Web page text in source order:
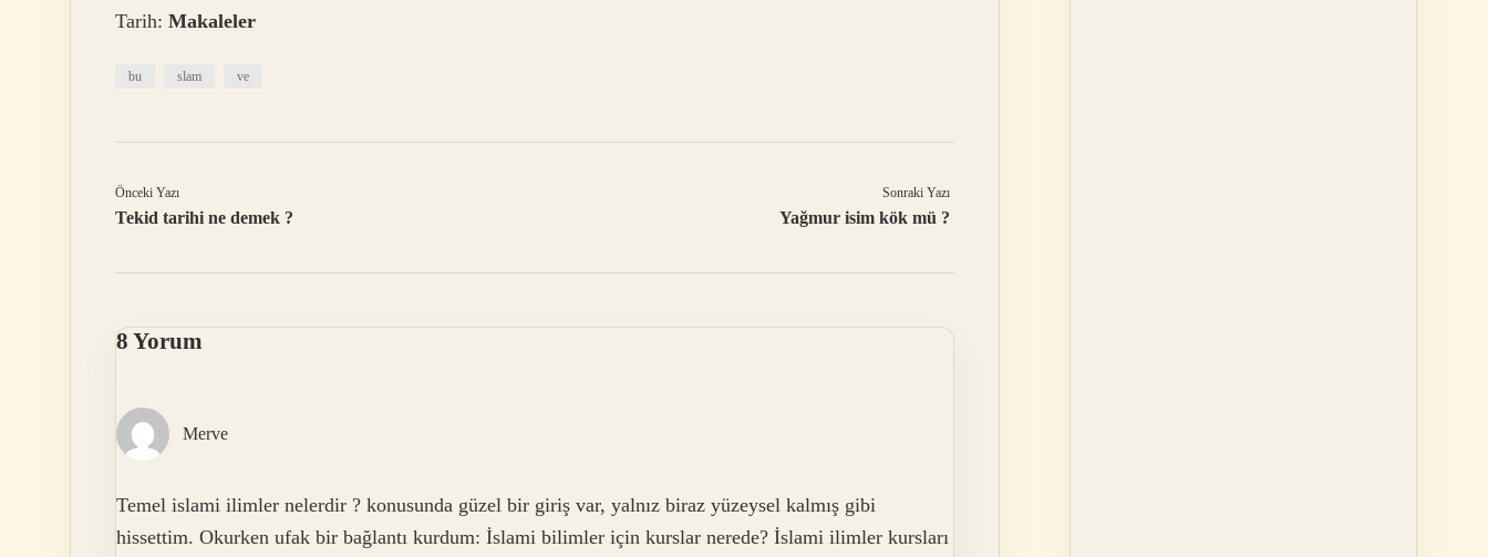
Tarih: Makaleler
bu slam ve
Önceki Yazı
Tekid tarihi ne demek ?
Sonraki Yazı
Yağmur isim kök mü ?
8 Yorum
Merve
Temel islami ilimler nelerdir ? konusunda güzel bir giriş var, yalnız biraz yüzeysel kalmış gibi
hissettim. Okurken ufak bir bağlantı kurdum: İslami bilimler için kurslar nerede? İslami ilimler kursları